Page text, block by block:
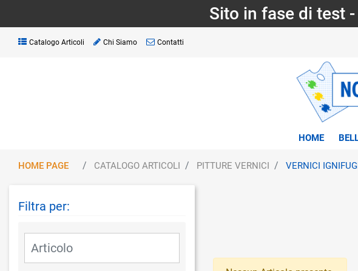
Sito in fase di test
Catalogo Articoli Chi Siamo Contatti
HOME
HOME PAGE CATALOGO ARTICOLI PITTURE VERNICI VERNICI
Filtra per: